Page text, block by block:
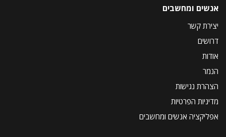
אנשים ומחשבים
יצירת קשר
דרושים
אודות
הנמר
הצהרת נגישות
מדיניות הפרטיות
אפליקציה אנשים ומחשבים